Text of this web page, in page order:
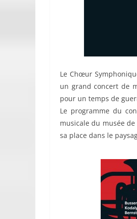
Le Chœur
un grand concert de
pour un temps de
Le programme du
musicale du musée
sa place dans le